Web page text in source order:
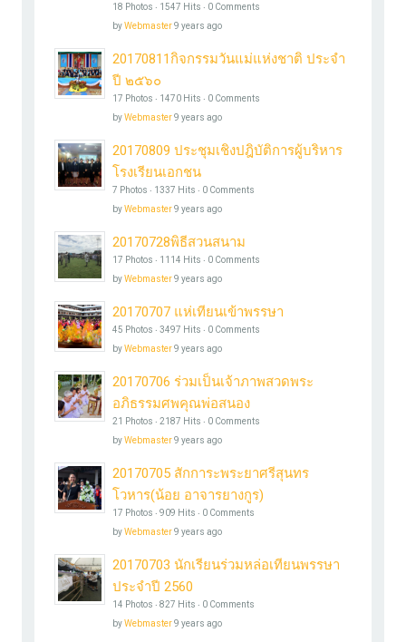
18 Photos ‧ 1547 Hits ‧ 0 Comments
byWebmaster9 years ago
20170811กิจกรรมวันแม่แห่งชาติ ประจำ
ปี ๒๕๖๐
17 Photos ‧ 1470 Hits ‧ 0 Comments
byWebmaster9 years ago
20170809 ประชุมเชิงปฎิบัติการผู้บริหาร
โรงเรียนเอกชน
7 Photos ‧ 1337 Hits ‧ 0 Comments
byWebmaster9 years ago
20170728พิธีสวนสนาม
17 Photos ‧ 1114 Hits ‧ 0 Comments
byWebmaster9 years ago
20170707 แห่เทียนเข้าพรรษา
45 Photos ‧ 3497 Hits ‧ 0 Comments
byWebmaster9 years ago
20170706 ร่วมเป็นเจ้าภาพสวดพระ
อภิธรรมศพคุณพ่อสนอง
21 Photos ‧ 2187 Hits ‧ 0 Comments
byWebmaster9 years ago
20170705 สักการะพระยาศรีสุนทร
โวหาร(น้อย อาจารยางกูร)
17 Photos ‧ 909 Hits ‧ 0 Comments
byWebmaster9 years ago
20170703 นักเรียนร่วมหล่อเทียนพรรษา
ประจำปี 2560
14 Photos ‧ 827 Hits ‧ 0 Comments
byWebmaster9 years ago